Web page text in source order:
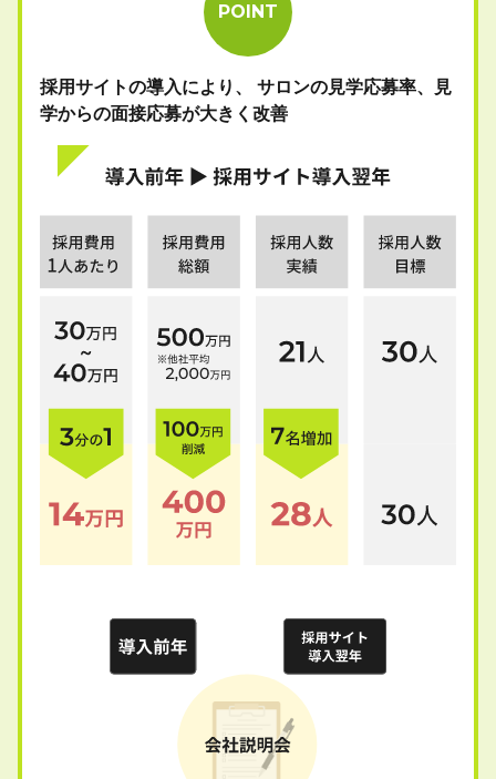
POINT
採用サイトの導入により、
サロンの見学応募率、見
学からの面接応募が大きく改善